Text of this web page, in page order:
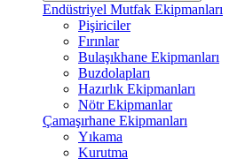
Endüstriyel Mutfak Ekipmanları
Pişiriciler
Fırınlar
Bulaşıkhane Ekipmanları
Buzdolapları
Hazırlık Ekipmanları
Nötr Ekipmanlar
Çamaşırhane Ekipmanları
Yıkama
Kurutma